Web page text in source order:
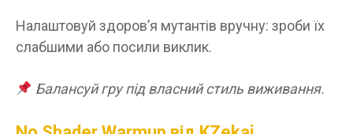
Налаштовуй здоров’я мутантів вручну: зроби їх
слабшими або посили виклик.
Балансуй гру під власний стиль виживання.